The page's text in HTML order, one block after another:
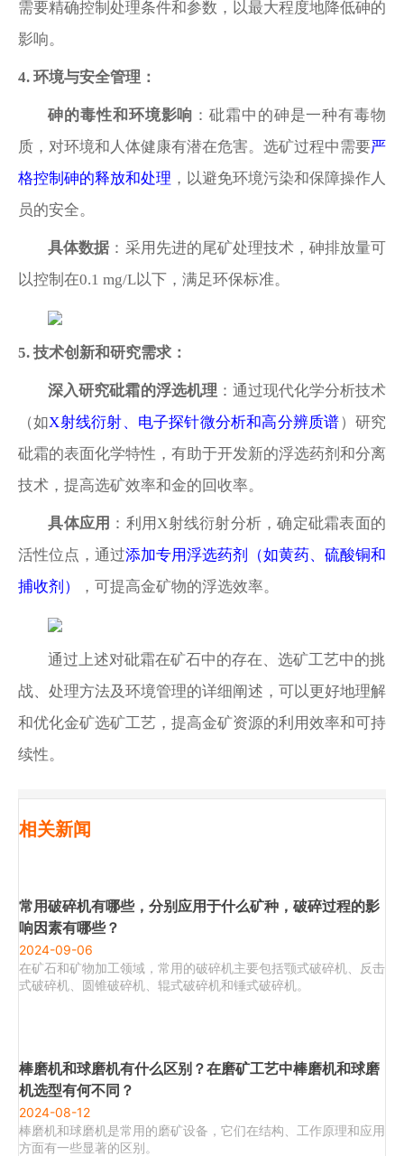
需要精确控制处理条件和参数，以最大程度地降低砷的
影响。
4. 环境与安全管理：
砷的毒性和环境影响 ：砒霜中的砷是一种有毒物
质，对环境和人体健康有潜在危害。选矿过程中需要严
格控制砷的释放和处理 ，以避免环境污染和保障操作人
员的安全。
具体数据 ：采用先进的尾矿处理技术，砷排放量可
以控制在0.1 mg/L以下，满足环保标准。
5. 技术创新和研究需求：
深入研究砒霜的浮选机理 ：通过现代化学分析技术
（如X射线衍射、电子探针微分析和高分辨质谱 ）研究
砒霜的表面化学特性，有助于开发新的浮选药剂和分离
技术，提高选矿效率和金的回收率。
具体应用 ：利用 X射线衍射分析，确定砒霜表面的
活性位点，通过添加专用浮选药剂（如黄药、硫酸铜和
捕收剂）
，可提高金矿物的浮选效率。
通过上述对砒霜在矿石中的存在、选矿工艺中的挑
战、处理方法及环境管理的详细阐述，可以更好地理解
和优化金矿选矿工艺，提高金矿资源的利用效率和可持
续性。
相关新闻
常用破碎机有哪些，分别应用于什么矿种，破碎过程的影
响因素有哪些？
2024-09-06
在矿石和矿物加工领域，常用的破碎机主要包括颚式破碎机、反击
式破碎机、圆锥破碎机、辊式破碎机和锤式破碎机。
棒磨机和球磨机有什么区别？在磨矿工艺中棒磨机和球磨
机选型有何不同？
2024-08-12
棒磨机和球磨机是常用的磨矿设备，它们在结构、工作原理和应用
方面有一些显著的区别。